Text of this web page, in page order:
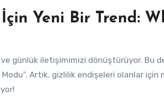
Yeni Bir Trend:
günlük iletişimimizi dönüştürüyor. Bu
Artık, gizlilik endişeleri olanlar